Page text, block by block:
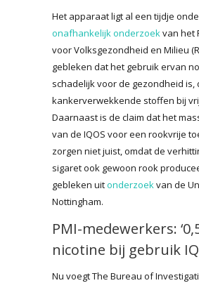
Het apparaat ligt al een tijdje
onafhankelijk onderzoekvan het
voor Volksgezondheid en Milieu
gebleken dat het gebruik ervan
schadelijk voor de gezondheid is,
kankerverwekkende stoffen bij
Daarnaast is de claim dat het
van de IQOS voor een rookvrije
zorgen niet juist, omdat de
sigaret ook gewoon rook
gebleken uitonderzoekvan de
Nottingham.
PMI-medewerkers:
nicotine bij gebruik
Nu voegt The Bureau of